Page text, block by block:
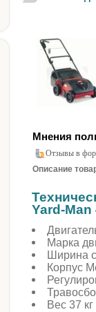
Мнения
Отзывы в
Описание
Yard-Man
Марка
Ширина
Корпус
Вес 37 кг